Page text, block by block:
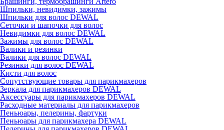
Шпильки, невидимки, зажимы
Шпильки для волос DEWAL
Сеточки и шапочки для волос
Невидимки для волос DEWAL
Зажимы для волос DEWAL
Валики и резинки
Валики для волос DEWAL
Резинки для волос DEWAL
Кисти для волос
Сопутствующие товары для парикмахеров
Зеркала для парикмахеров DEWAL
Аксессуары для парикмахеров DEWAL
Расходные материалы для парикмахеров
Пеньюары, пелерины, фартуки
Пеньюары для парикмахера DEWAL